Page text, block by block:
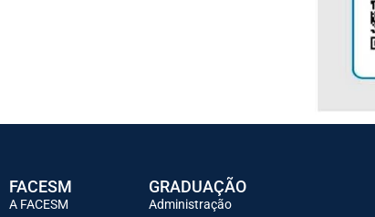
FACESM
A FACESM
GRADUAÇÃO
Administração